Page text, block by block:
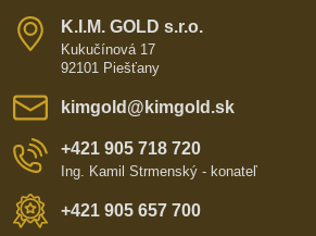
K​​.I​​.M​​. GOLD s​​.r​​.o​​.
Kukučínová 17
92101 Piešťany
kimgold​@kimgold​.sk
+421 905 718 720
Ing. Kamil Strmenský - konateľ
+421 905 657 700